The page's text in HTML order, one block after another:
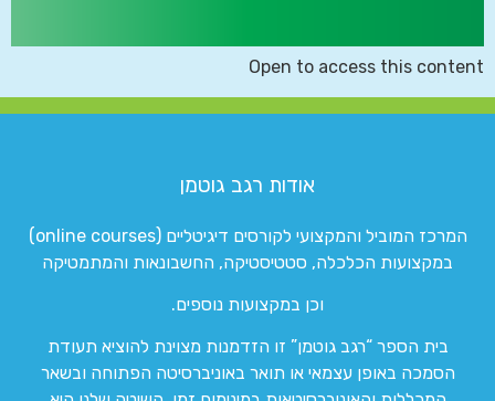
Open to access this content
אודות רגב גוטמן
המרכז המוביל והמקצועי לקורסים דיגיטליים (online courses)
במקצועות הכלכלה, סטטיסטיקה, החשבונאות והמתמטיקה
וכן במקצועות נוספים.
בית הספר “רגב גוטמן” זו הזדמנות מצוינת להוציא תעודת
הסמכה באופן עצמאי או תואר באוניברסיטה הפתוחה ובשאר